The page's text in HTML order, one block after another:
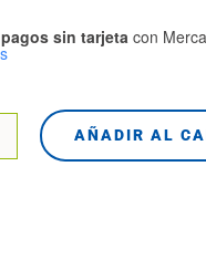
sin tarjetacon
AÑADIR AL